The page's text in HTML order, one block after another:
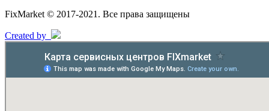
FixMarket © 2017-2021. Все права защищены
Created by